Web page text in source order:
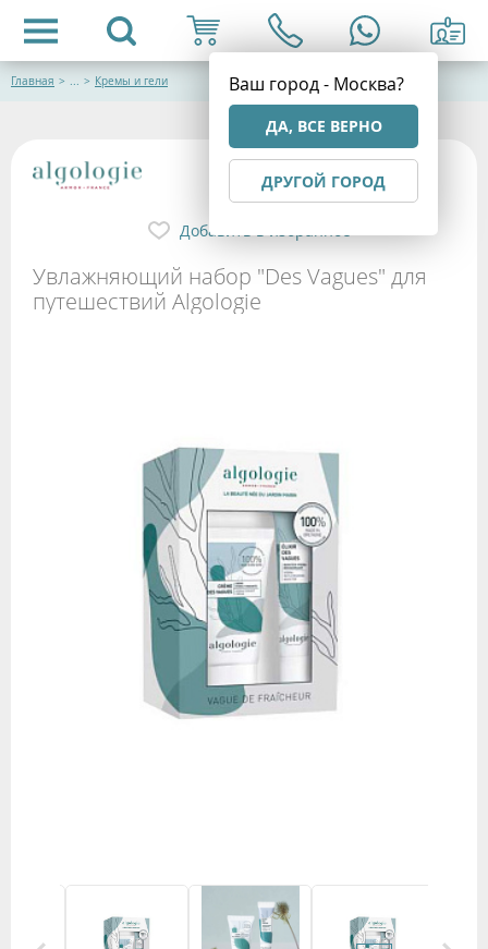
Ваш город - Москва?
ДА, ВСЕ ВЕРНО
ДРУГОЙ ГОРОД
Главная > ... > Кремы и гели
Увлажняющий набор "Des Vagues" для
путешествий Algologie
Добавить в избранное